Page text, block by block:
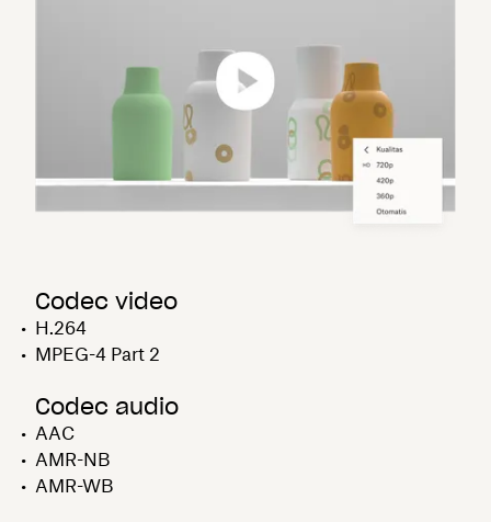
Codec video
H.264
MPEG-4 Part 2
Codec audio
AAC
AMR-NB
AMR-WB